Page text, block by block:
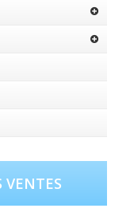
VENTES